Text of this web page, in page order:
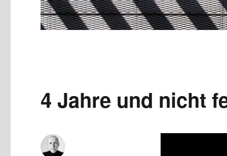
4 Jahre und nicht